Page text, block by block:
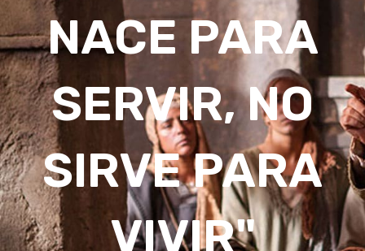
NACE PARA
SERVIR, NO
SIRVE PARA
VIVIR"